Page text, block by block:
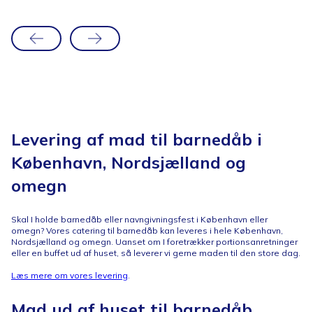
Levering af mad til barnedåb i
København, Nordsjælland og
omegn
Skal I holde barnedåb eller navngivningsfest i København eller
omegn? Vores catering til barnedåb kan leveres i hele København,
Nordsjælland og omegn. Uanset om I foretrækker portionsanretninger
eller en buffet ud af huset, så leverer vi gerne maden til den store dag.
Læs mere om vores levering